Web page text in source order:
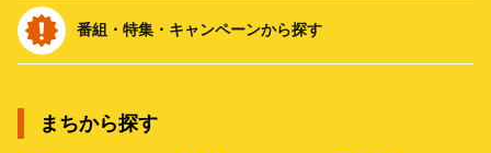
番組・特集・キャンペーンから探す
まちから探す